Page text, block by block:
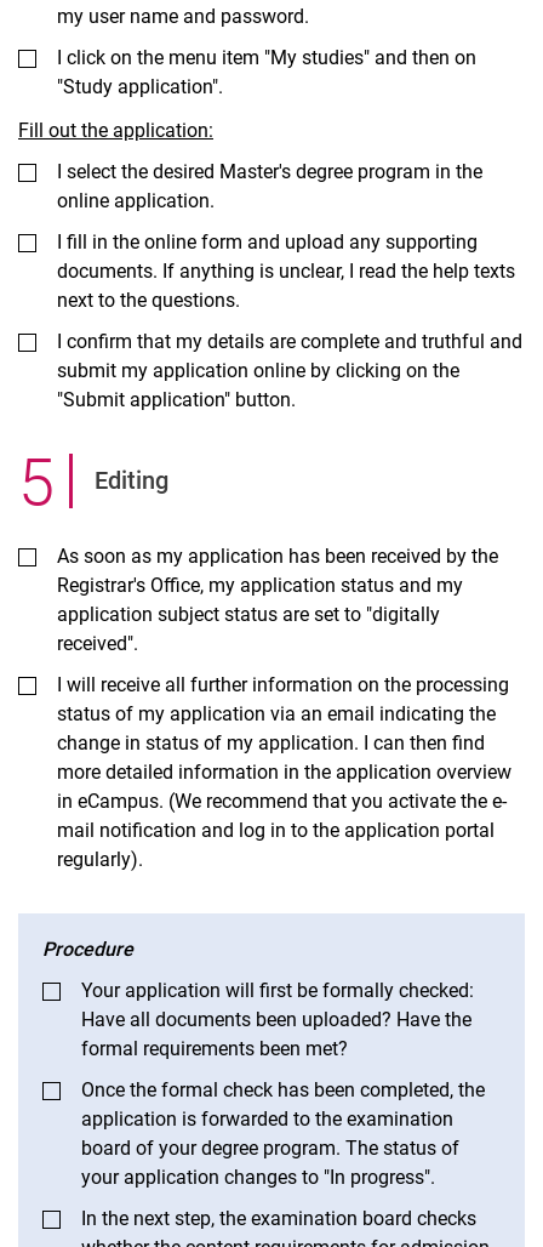
my user name and password.
I click on the menu item "My studies" and then on
"Study application".
Fill out the application:
I select the desired Master's degree program in the
online application.
I fill in the online form and upload any supporting
documents. If anything is unclear, I read the help texts
next to the questions.
I confirm that my details are complete and truthful and
submit my application online by clicking on the
"Submit application" button.
5. Editing
As soon as my application has been received by the
Registrar's Office, my application status and my
application subject status are set to "digitally
received".
I will receive all further information on the processing
status of my application via an email indicating the
change in status of my application. I can then find
more detailed information in the application overview
in eCampus. (We recommend that you activate the e-
mail notification and log in to the application portal
regularly).
Procedure
Your application will first be formally checked:
Have all documents been uploaded? Have the
formal requirements been met?
Once the formal check has been completed, the
application is forwarded to the examination
board of your degree program. The status of
your application changes to "In progress".
In the next step, the examination board checks